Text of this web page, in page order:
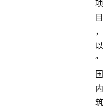
项
目
，
以
“
国
内
筑